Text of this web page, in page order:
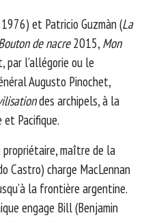
et Patricio Guzmàn (La
de nacre2015, Mon
l’allégorie ou le
Augusto Pinochet,
des archipels, à la
Pacifique.
maître de la
Castro) charge MacLennan
la frontière argentine.
engage Bill (Benjamin